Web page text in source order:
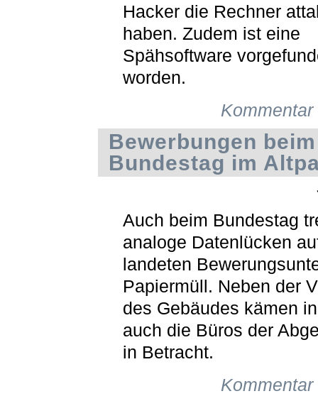
Hacker die Rechner
haben. Zudem ist eine
Spähsoftware
worden.
Bewerbungen beim
Bundestag im
Auch beim Bundestag
analoge Datenlücken
landeten
Papiermüll. Neben der
des Gebäudes kämen
auch die Büros der
in Betracht.